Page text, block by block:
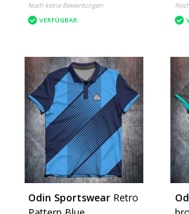
Noch keine Bewertungen
VERFÜGBAR
Odin Sportswear Retro